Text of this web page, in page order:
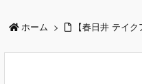
ホーム > 【春日井 テイ